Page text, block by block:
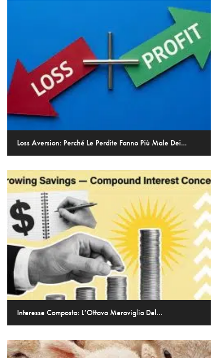
Loss Aversion: Perché Le Perdite Fanno Più Male Dei...
Interesse Composto: L’Ottava Meraviglia Del...